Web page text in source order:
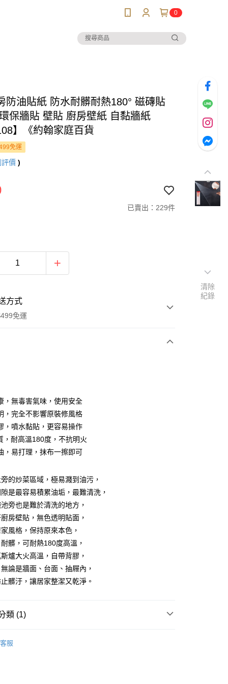
0
防油貼紙 防水耐髒耐熱180° 磁磚貼
保牆貼 壁貼 廚房壁紙 自黏牆紙
】《約翰家庭百貨
免運
評價 )
已賣出：229件
方式
免運
款
付
先享後付」】
付是「在收到商品之後才付款」的支付方式。 讓您購物簡單
需註冊會員、不需綁卡、不需儲值。
要手機號碼，簡訊認證，即可結帳。
確認商品／服務後，再付款。
先享後付」結帳流程】
式選擇「AFTEE先享後付」後，將跳轉至「AFTEE先享後
，進行簡訊認證並確認金額後，即可完成結帳。
數日內，您將收到繳費通知簡訊。
帳手續完成當下不需立刻繳費，但若您需要取消訂單，請聯
功請以「AFTEE先享後付 」之結帳頁面顯示為準，若有關於
滿NT$499(含以上)免運費
款
速到店)
，無毒害氣味，使用安全
，完全不影響原裝修風格
，噴水黏貼，更容易操作
，耐高溫180度，不抗明火
，易打理，抹布一擦即可
的炒菜區域，極易濺到油污，
是最容易積累油垢，最難清洗，
旁也是難於清洗的地方，
房壁貼，無色透明貼面，
風格，保持原來本色，
髒，可耐熱180度高溫，
爐大火高溫，自帶背膠，
論是牆面、台面、抽屜內，
髒汙，讓居家整潔又乾淨。
類 (1)
客服
清除
紀錄